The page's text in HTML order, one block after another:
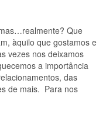
Que
àquilo que gostamos e
vezes nos deixamos
a importância
das
de mais. Para nos